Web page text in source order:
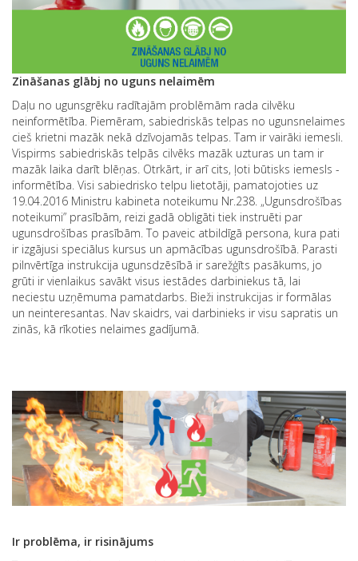
Zināšanas glābj no uguns nelaimēm
Daļu no ugunsgrēku radītajām problēmām rada cilvēku
neinformētība. Piemēram, sabiedriskās telpas no ugunsnelaimes
cieš krietni mazāk nekā dzīvojamās telpas. Tam ir vairāki iemesli.
Vispirms sabiedriskās telpās cilvēks mazāk uzturas un tam ir
mazāk laika darīt blēņas. Otrkārt, ir arī cits, ļoti būtisks iemesls -
informētība. Visi sabiedrisko telpu lietotāji, pamatojoties uz
19.04.2016 Ministru kabineta noteikumu Nr.238. „Ugunsdrošības
noteikumi” prasībām, reizi gadā obligāti tiek instruēti par
ugunsdrošības prasībām. To paveic atbildīgā persona, kura pati
ir izgājusi speciālus kursus un apmācības ugunsdrošībā. Parasti
pilnvērtīga instrukcija ugunsdzēsībā ir sarežģīts pasākums, jo
grūti ir vienlaikus savākt visus iestādes darbiniekus tā, lai
neciestu uzņēmuma pamatdarbs. Bieži instrukcijas ir formālas
un neinteresantas. Nav skaidrs, vai darbinieks ir visu sapratis un
zinās, kā rīkoties nelaimes gadījumā.
Ir problēma, ir risinājums